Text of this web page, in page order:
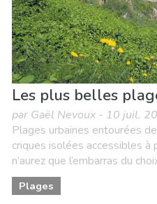
Les plus belles
par Gaël Nevoux - 10 juil.
Plages urbaines entourées
criques isolées accessibles à
n’aurez que l’embarras du
Plages